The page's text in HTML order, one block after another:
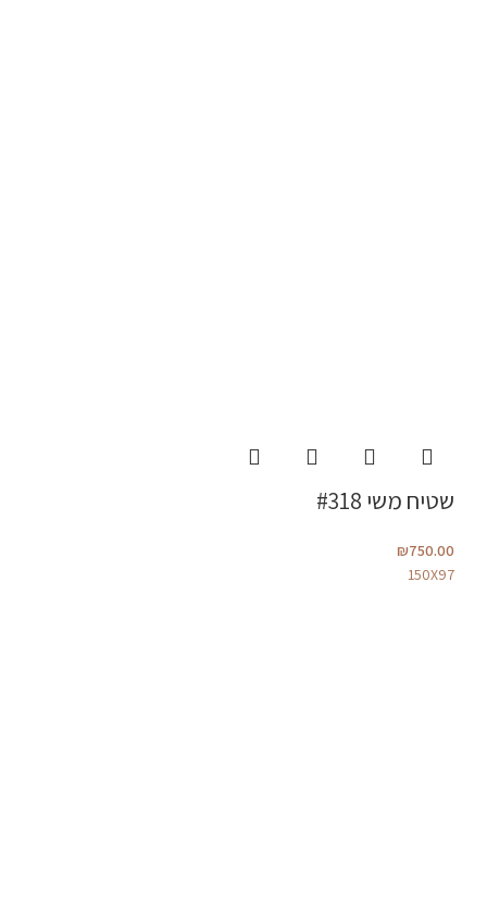
שטיח משי #318
₪750.00
150X97